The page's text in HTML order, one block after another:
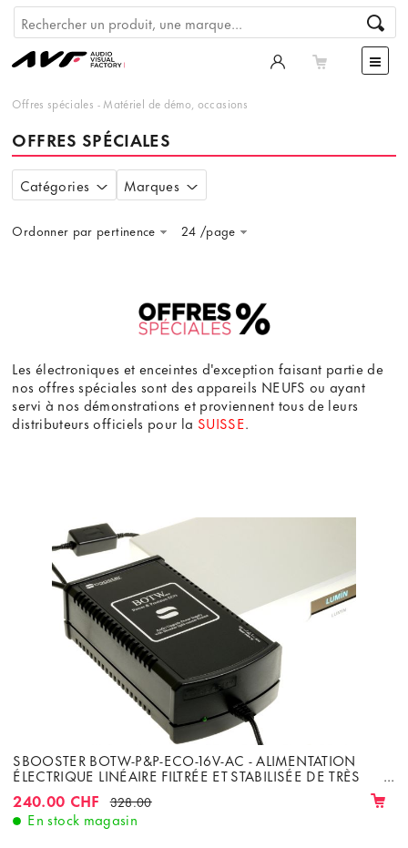
Offres spéciales -Matériel de démo, occasions
OFFRES SPÉCIALES
Catégories Marques
Ordonner par pertinence 24 /page
Les électroniques et enceintes d'exception faisant partie de
nos offres spéciales sont des appareils NEUFS ou ayant
servi à nos démonstrations et proviennent tous de leurs
distributeurs officiels pour la SUISSE.
SBOOSTER BOTW-P&P-ECO-16V-AC - ALIMENTATION
ÉLECTRIQUE LINÉAIRE FILTRÉE ET STABILISÉE DE TRÈS
240.00 CHF 328.00
En stock magasin